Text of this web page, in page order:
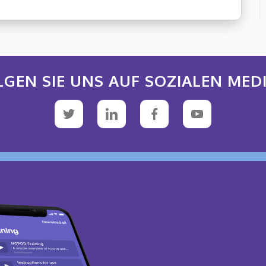
SIE UNS AUF SOZIALEN